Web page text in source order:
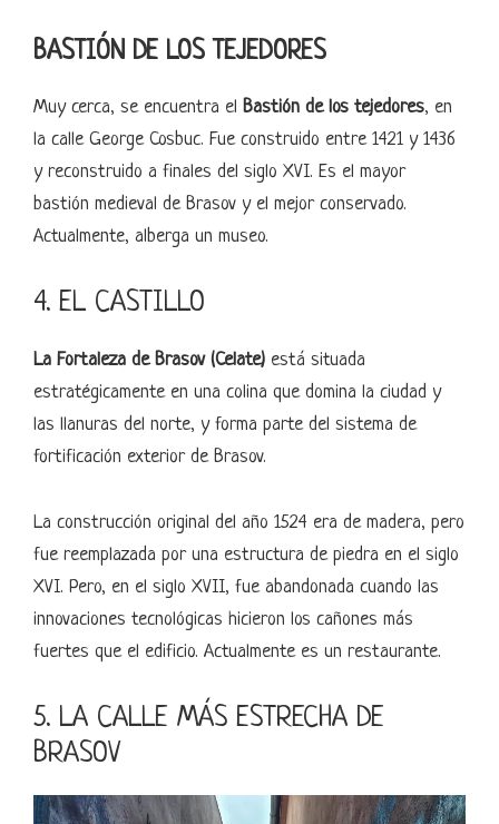
BASTIÓN DE LOS TEJEDORES
Muy cerca, se encuentra el Bastión de los tejedores, en
la calle George Cosbuc. Fue construido entre 1421 y 1436
y reconstruido a finales del siglo XVI. Es el mayor
bastión medieval de Brasov y el mejor conservado.
Actualmente, alberga un museo.
4. EL CASTILLO
La Fortaleza de Brasov (Celate) está situada
estratégicamente en una colina que domina la ciudad y
las llanuras del norte, y forma parte del sistema de
fortificación exterior de Brasov.
La construcción original del año 1524 era de madera, pero
fue reemplazada por una estructura de piedra en el siglo
XVI. Pero, en el siglo XVII, fue abandonada cuando las
innovaciones tecnológicas hicieron los cañones más
fuertes que el edificio. Actualmente es un restaurante.
5. LA CALLE MÁS ESTRECHA DE
BRASOV